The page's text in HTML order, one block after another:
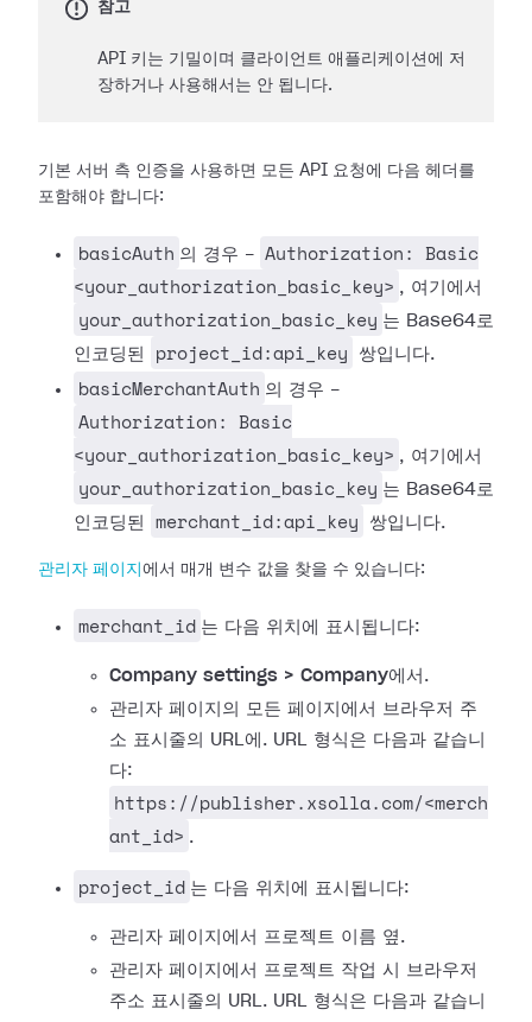
참고
API 키는 기밀이며 클라이언트 애플리케이션에 저
장하거나 사용해서는 안 됩니다.
기본 서버 측 인증을 사용하면 모든 API 요청에 다음 헤더를
포함해야 합니다:
basicAuth 의 경우 - Authorization: Basic
<your_authorization_basic_key> , 여기에서
your_authorization_basic_key 는 Base64로
인코딩된
project_id:api_key 쌍입니다.
basicMerchantAuth 의 경우 -
Authorization: Basic
<your_authorization_basic_key> , 여기에서
your_authorization_basic_key 는 Base64로
인코딩된
merchant_id:api_key 쌍입니다.
관리자 페이지 에서 매개 변수 값을 찾을 수 있습니다:
merchant_id 는 다음 위치에 표시됩니다:
Company settings > Company에서.
관리자 페이지의 모든 페이지에서 브라우저 주
소 표시줄의 URL에. URL 형식은 다음과 같습니
다:
https://publisher.xsolla.com/<merch
ant_id> .
project_id 는 다음 위치에 표시됩니다:
관리자 페이지에서 프로젝트 이름 옆.
관리자 페이지에서 프로젝트 작업 시 브라우저
주소 표시줄의 URL. URL 형식은 다음과 같습니